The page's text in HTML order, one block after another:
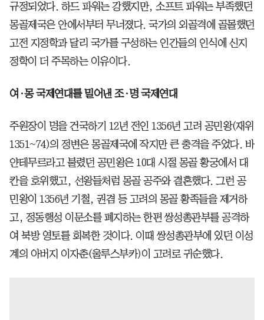
규정되었다. 하드 파워는 강했지만, 소프트 파워는 부족했던
몽골제국은 안에서부터 무너졌다. 국가의 외골격에 골몰했던
고전 지정학과 달리 국가를 구성하는 인간들의 인식에 신지
정학이 더 주목하는 이유이다.
여·몽 국제연대를 밀어낸 조·명 국제연대
주원장이 명을 건국하기 12년 전인 1356년 고려 공민왕(재위
1351~74)의 정변은 몽골제국에 작지만 큰 충격을 주었다. 바
얀테무르라고 불렸던 공민왕은 10대 시절 몽골 황궁에서 대
칸을 호위했고, 선왕들처럼 몽골 공주와 결혼했다. 그런 공
민왕이 1356년 기철, 권겸 등 고려의 몽골 황족들을 제거하
고, 정동행성 이문소를 폐지하는 한편 쌍성총관부를 공격하
여 북방 영토를 회복한 것이다. 이때 쌍성총관부에 있던 이성
계의 아버지 이자춘(울루스부카)이 고려로 귀순했다.